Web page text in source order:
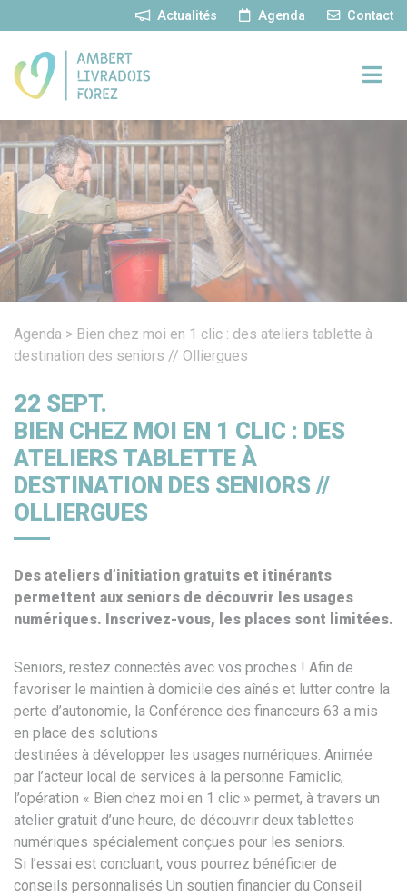
Actualités Agenda Contact
Agenda > Bien chez moi en 1 clic : des ateliers tablette à
destination des seniors // Olliergues
22 SEPT.
BIEN CHEZ MOI EN 1 CLIC : DES
ATELIERS TABLETTE À
DESTINATION DES SENIORS //
OLLIERGUES
Des ateliers d’initiation gratuits et itinérants
permettent aux seniors de découvrir les usages
numériques. Inscrivez-vous, les places sont limitées.
Seniors, restez connectés avec vos proches ! Afin de
favoriser le maintien à domicile des aînés et lutter contre la
perte d’autonomie, la Conférence des financeurs 63 a mis
en place des solutions
destinées à développer les usages numériques. Animée
par l’acteur local de services à la personne Famiclic,
l’opération « Bien chez moi en 1 clic » permet, à travers un
atelier gratuit d’une heure, de découvrir deux tablettes
numériques spécialement conçues pour les seniors.
Si l’essai est concluant, vous pourrez bénéficier de
conseils personnalisés Un soutien financier du Conseil
Panneau de gestion des cookies